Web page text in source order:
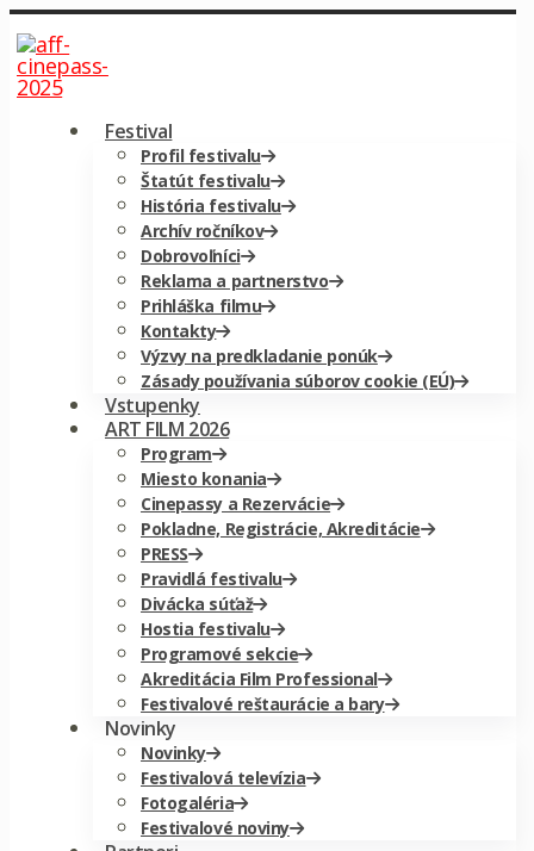
Festival
Profil festivalu
Štatút festivalu
História festivalu
Archív ročníkov
Dobrovoľníci
Reklama a partnerstvo
Prihláška filmu
Kontakty
Výzvy na predkladanie ponúk
Zásady používania súborov cookie (EÚ)
Vstupenky
ART FILM 2026
Program
Miesto konania
Cinepassy a Rezervácie
Pokladne, Registrácie, Akreditácie
PRESS
Pravidlá festivalu
Divácka súťaž
Hostia festivalu
Programové sekcie
Akreditácia Film Professional
Festivalové reštaurácie a bary
Novinky
Novinky
Festivalová televízia
Fotogaléria
Festivalové noviny